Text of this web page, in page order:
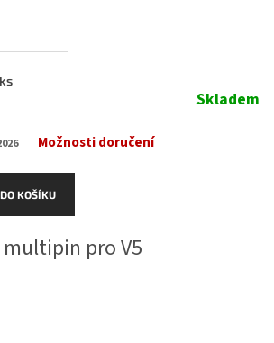
Skladem
Možnosti doručení
KOŠÍKU
pro V5